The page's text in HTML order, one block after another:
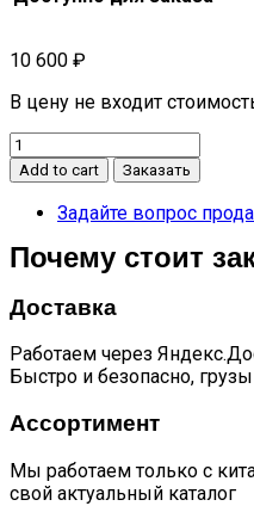
10 600 ₽
В цену не входит
Амортизатор
капота
quantity
Add to cart Заказать
Задайте вопрос
Почему стоит
Доставка
Работаем через
Быстро и безопасно,
Ассортимент
Мы работаем только с
свой актуальный каталог